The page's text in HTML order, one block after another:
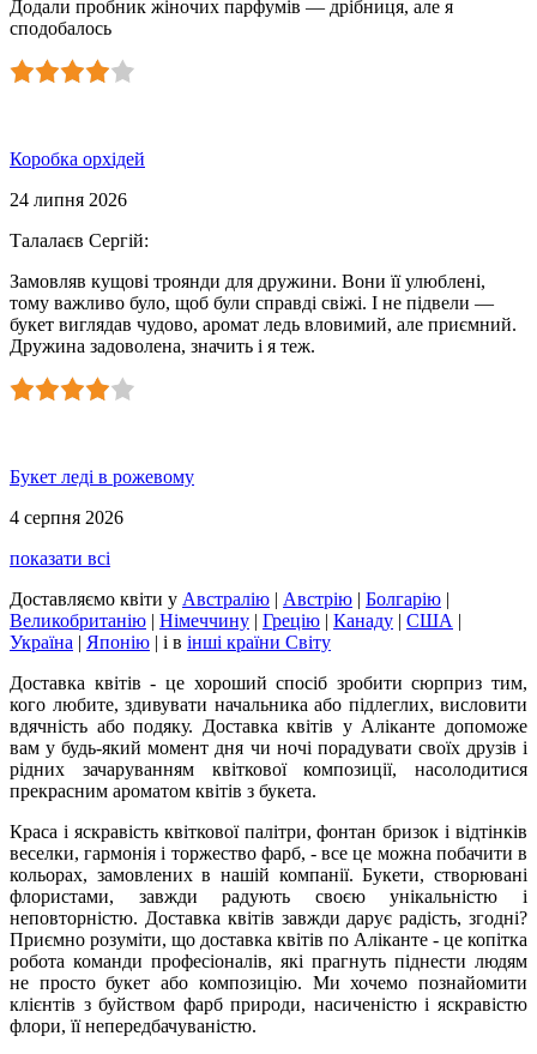
Додали пробник жіночих парфумів — дрібниця, але я
сподобалось
Коробка орхідей
24 липня 2026
Талалаєв Сергій:
Замовляв кущові троянди для дружини. Вони її улюблені,
тому важливо було, щоб були справді свіжі. І не підвели —
букет виглядав чудово, аромат ледь вловимий, але приємний.
Дружина задоволена, значить і я теж.
Букет леді в рожевому
4 серпня 2026
показати всі
Доставляємо квіти у Австралію | Австрію | Болгарію |
Великобританію | Німеччину | Грецію | Канаду | США |
Україна | Японію | і в інші країни Світу
Доставка квітів - це хороший спосіб зробити сюрприз тим,
кого любите, здивувати начальника або підлеглих, висловити
вдячність або подяку. Доставка квітів у Аліканте допоможе
вам у будь-який момент дня чи ночі порадувати своїх друзів і
рідних зачаруванням квіткової композиції, насолодитися
прекрасним ароматом квітів з букета.
Краса і яскравість квіткової палітри, фонтан бризок і відтінків
веселки, гармонія і торжество фарб, - все це можна побачити в
кольорах, замовлених в нашій компанії. Букети, створювані
флористами, завжди радують своєю унікальністю і
неповторністю. Доставка квітів завжди дарує радість, згодні?
Приємно розуміти, що доставка квітів по Аліканте - це копітка
робота команди професіоналів, які прагнуть піднести людям
не просто букет або композицію. Ми хочемо познайомити
клієнтів з буйством фарб природи, насиченістю і яскравістю
флори, її непередбачуваністю.